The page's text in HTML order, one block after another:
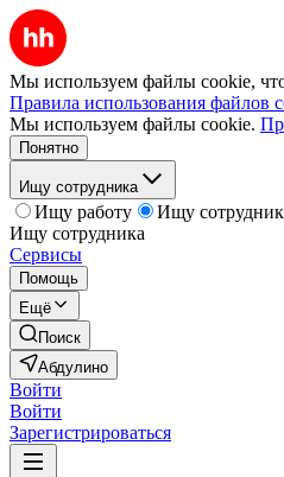
Мы используем файлы cookie,
Правила использования файлов
Мы используем файлы cookie.
Понятно
Ищу сотрудника
Ищу работу
Ищу
Ищу сотрудника
Сервисы
Помощь
Ещё
Поиск
Абдулино
Войти
Войти
Зарегистрироваться